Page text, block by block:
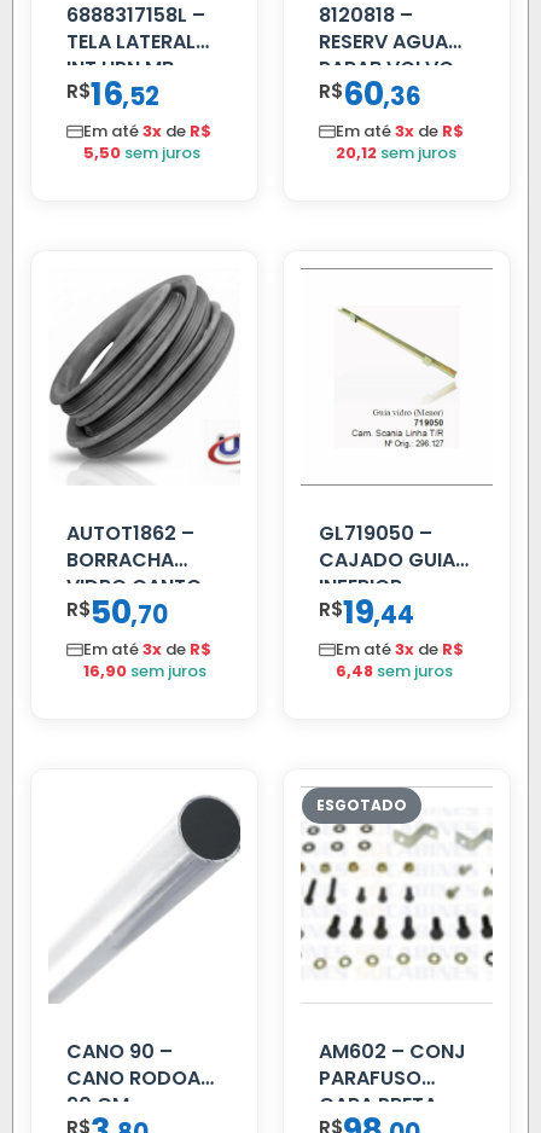
6888317158L –
TELA LATERAL
INT HPN MB
709/MB 1618 LD
TELA
R$16,52
Em até3x de R$
5,50 sem juros
8120818 –
RESERV AGUA
PARAB VOLVO
EDC
R$60,36
Em até3x de R$
20,12 sem juros
AUTOT1862 –
BORRACHA
VIDRO CANTO
VOLVO NL
80/88…
R$50,70
Em até3x de R$
16,90 sem juros
GL719050 –
CAJADO GUIA
INFERIOR
SCANIA T/R
112/113 MENOR
R$19,44
Em até3x de R$
6,48 sem juros
CANO 90 –
CANO RODOAR
90 CM
R$
AM602 – CONJ
PARAFUSO
CARA PRETA
R$